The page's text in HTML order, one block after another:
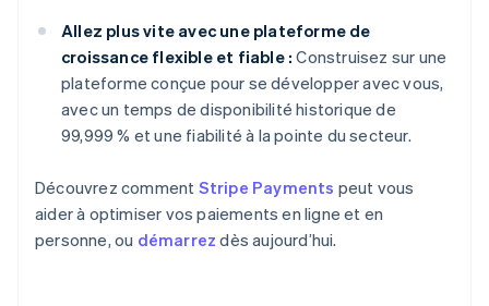
Allez plus vite avec une plateforme de
croissance flexible et fiable : Construisez sur une
plateforme conçue pour se développer avec vous,
avec un temps de disponibilité historique de
99,999 % et une fiabilité à la pointe du secteur.
Découvrez comment Stripe Payments peut vous
aider à optimiser vos paiements en ligne et en
personne, ou démarrez dès aujourd’hui.